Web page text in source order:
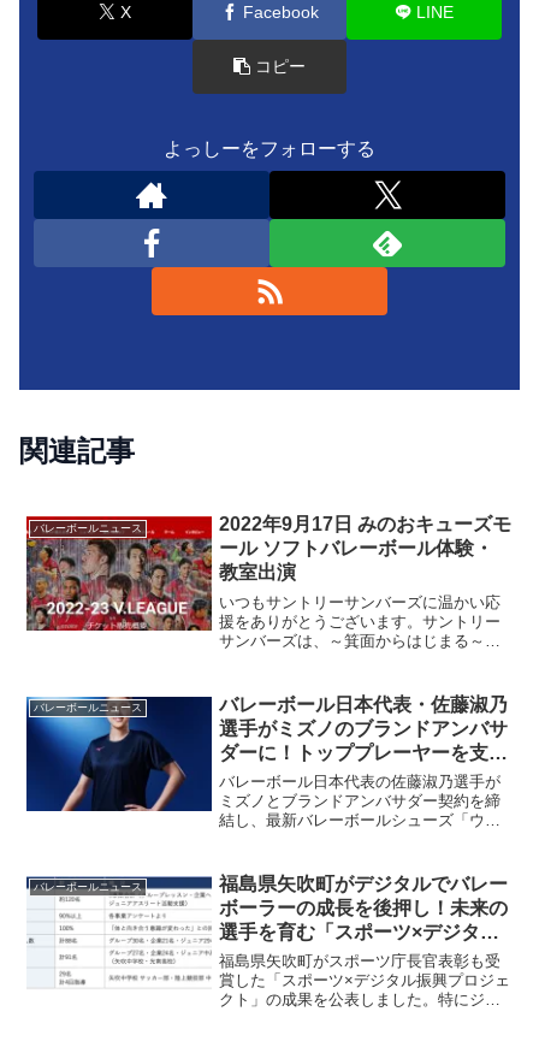
X Facebook LINE
コピー
よっしーをフォローする
関連記事
バレーボールニュース
2022年9月17日 みのおキューズモ
ール ソフトバレーボール体験・
教室出演
いつもサントリーサンバーズに温かい応
援をありがとうございます。サントリー
サンバーズは、～箕面からはじまる～
します。ソフトバレーボール体験・教室
はもちろん、他に...
バレーボールニュース
バレーボール日本代表・佐藤淑乃
選手がミズノのブランドアンバサ
ダーに！トッププレーヤーを支え
るシューズの秘密
バレーボール日本代表の佐藤淑乃選手が
ミズノとブランドアンバサダー契約を締
結し、最新バレーボールシューズ「ウエ
力と、愛好者のプレーにもたらす可能性
を探ります。
バレーボールニュース
福島県矢吹町がデジタルでバレー
ボーラーの成長を後押し！未来の
選手を育む「スポーツ×デジタル
振興プロジェクト」
福島県矢吹町がスポーツ庁長官表彰も受
賞した「スポーツ×デジタル振興プロジェ
クト」の成果を公表しました。特にジュ